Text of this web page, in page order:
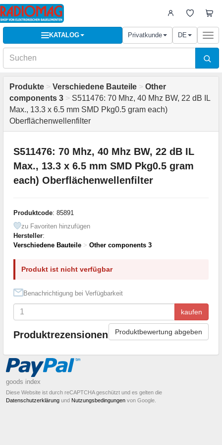
KATALOG Privatkunde DE
Produkte > Verschiedene Bauteile > Other
components 3 > S511476: 70 Mhz, 40 Mhz BW, 22 dB IL
Max., 13.3 x 6.5 mm SMD Pkg0.5 gram each)
Oberflächenwellenfilter
S511476: 70 Mhz, 40 Mhz BW, 22 dB IL
Max., 13.3 x 6.5 mm SMD Pkg0.5 gram
each) Oberflächenwellenfilter
Produktcode: 85891
zu Favoriten hinzufügen
Hersteller:
Verschiedene Bauteile > Other components 3
Produkt ist nicht verfügbar
Benachrichtigung bei Verfügbarkeit
kaufen
Produktrezensionen Produktbewertung abgeben
goods index
Diese Website ist durch reCAPTCHA geschützt und es gelten die
Datenschutzerklärung und Nutzungsbedingungen von Google.